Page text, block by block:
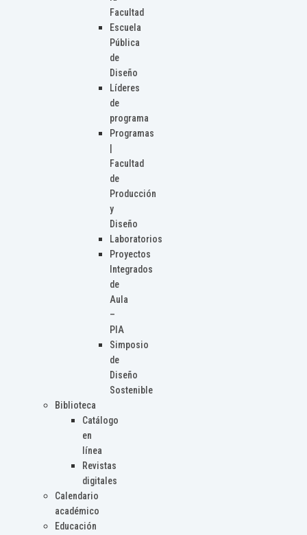
Facultad
Escuela
Pública
de
Diseño
Líderes
de
programa
Programas
Facultad
de
Producción
y
Diseño
Laboratorios
Proyectos
Integrados
de
Aula
–
PIA
Simposio
de
Diseño
Sostenible
Biblioteca
Catálogo
en
línea
Revistas
digitales
Calendario
académico
Educación